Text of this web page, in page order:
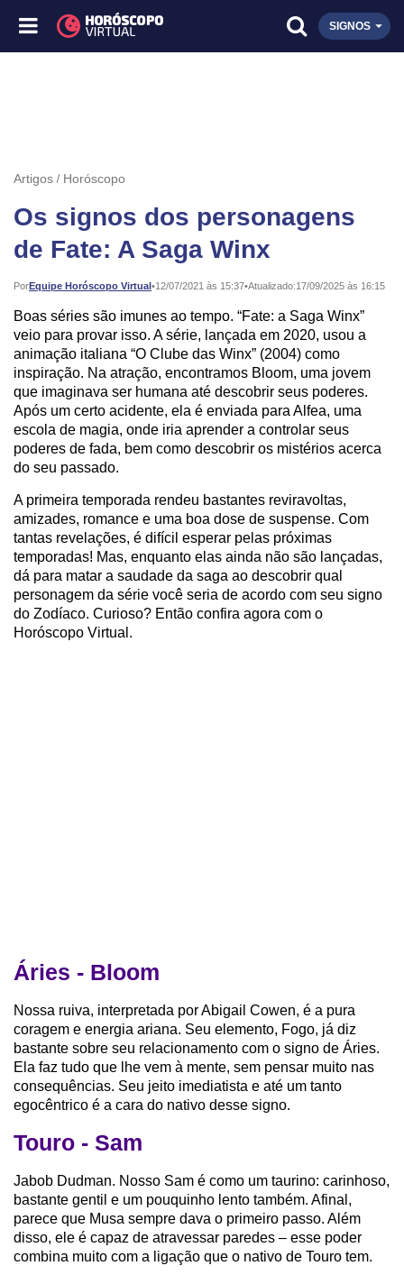
SIGNOS
Artigos Horóscopo
Os signos dos personagens
de Fate: A Saga Winx
PorEquipe Horóscopo Virtual•
Publicado: 12/07/2021 às 15:37•Atualizado:17/09/2025 às 16:15
Boas séries são imunes ao tempo. “Fate: a Saga Winx”
veio para provar isso. A série, lançada em 2020, usou a
animação italiana “O Clube das Winx” (2004) como
inspiração. Na atração, encontramos Bloom, uma jovem
que imaginava ser humana até descobrir seus poderes.
Após um certo acidente, ela é enviada para Alfea, uma
escola de magia, onde iria aprender a controlar seus
poderes de fada, bem como descobrir os mistérios acerca
do seu passado.
A primeira temporada rendeu bastantes reviravoltas,
amizades, romance e uma boa dose de suspense. Com
tantas revelações, é difícil esperar pelas próximas
temporadas! Mas, enquanto elas ainda não são lançadas,
dá para matar a saudade da saga ao descobrir qual
personagem da série você seria de acordo com seu signo
do Zodíaco. Curioso? Então confira agora com o
Horóscopo Virtual.
Áries - Bloom
Nossa ruiva, interpretada por Abigail Cowen, é a pura
coragem e energia ariana. Seu elemento, Fogo, já diz
bastante sobre seu relacionamento com o signo de Áries.
Ela faz tudo que lhe vem à mente, sem pensar muito nas
consequências. Seu jeito imediatista e até um tanto
egocêntrico é a cara do nativo desse signo.
Touro - Sam
Jabob Dudman. Nosso Sam é como um taurino: carinhoso,
bastante gentil e um pouquinho lento também. Afinal,
parece que Musa sempre dava o primeiro passo. Além
disso, ele é capaz de atravessar paredes – esse poder
combina muito com a ligação que o nativo de Touro tem.